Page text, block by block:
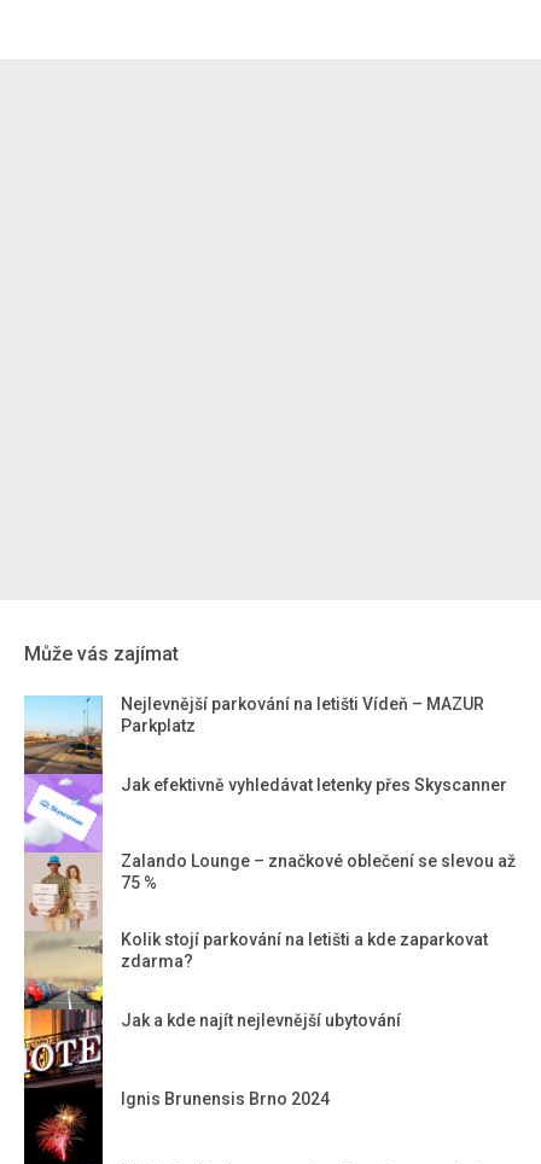
Může vás zajímat
Nejlevnější parkování na letišti Vídeň – MAZUR
Parkplatz
Jak efektivně vyhledávat letenky přes Skyscanner
Zalando Lounge – značkové oblečení se slevou až
75 %
Kolik stojí parkování na letišti a kde zaparkovat
zdarma?
Jak a kde najít nejlevnější ubytování
Ignis Brunensis Brno 2024